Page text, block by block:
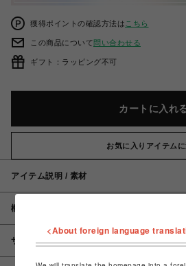
獲得ポイントの確認方法は こちら
この商品について問い合わせる
ギフト：ラッピング不可
カートに入れ
お気に入りアイテム
アイテム説明 / 素材
概要
サイズ
<About foreign language